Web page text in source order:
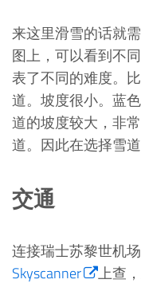
来这里滑雪的话就
图上，可以看到不
表了不同的难度。
道。坡度很小。蓝
道的坡度较大，非
道。因此在选择雪
交通
连接瑞士苏黎世机
Skyscanner
上查